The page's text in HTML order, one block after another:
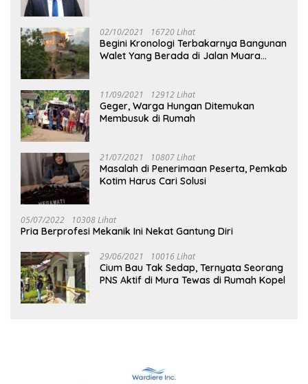
02/10/2021 16720 Lihat
Begini Kronologi Terbakarnya Bangunan
Walet Yang Berada di Jalan Muara
11/09/2021 12912 Lihat
Geger, Warga Hungan Ditemukan
Membusuk di Rumah
21/07/2021 10807 Lihat
Masalah di Penerimaan Peserta, Pemkab
Kotim Harus Cari Solusi
05/07/2022 10308 Lihat
Pria Berprofesi Mekanik Ini Nekat Gantung Diri
29/06/2021 10016 Lihat
Cium Bau Tak Sedap, Ternyata Seorang
PNS Aktif di Mura Tewas di Rumah Kopel